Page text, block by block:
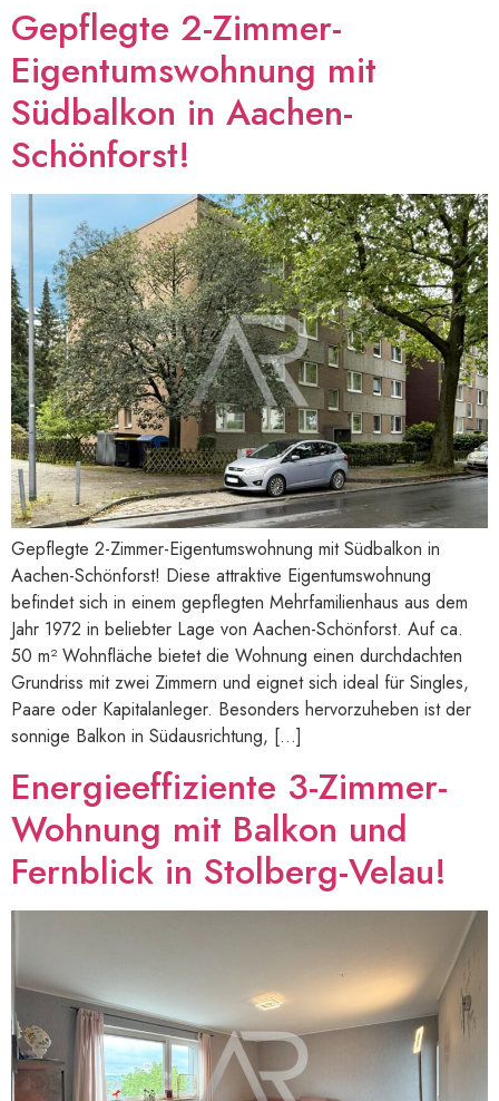
Gepflegte 2-Zimmer-
Eigentumswohnung mit
Südbalkon in Aachen-
Schönforst!
Gepflegte 2-Zimmer-Eigentumswohnung mit Südbalkon in
Aachen-Schönforst! Diese attraktive Eigentumswohnung
befindet sich in einem gepflegten Mehrfamilienhaus aus dem
Jahr 1972 in beliebter Lage von Aachen-Schönforst. Auf ca.
50 m² Wohnfläche bietet die Wohnung einen durchdachten
Grundriss mit zwei Zimmern und eignet sich ideal für Singles,
Paare oder Kapitalanleger. Besonders hervorzuheben ist der
sonnige Balkon in Südausrichtung, […]
Energieeffiziente 3-Zimmer-
Wohnung mit Balkon und
Fernblick in Stolberg-Velau!